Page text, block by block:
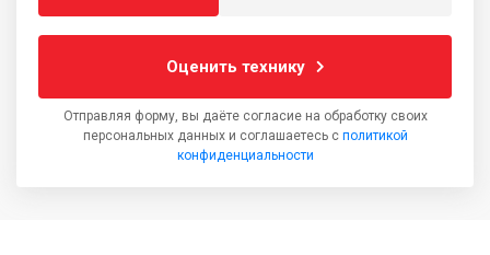
Оценить технику
Отправляя форму, вы даёте согласие на обработку своих
персональных данных и соглашаетесь с политикой
конфиденциальности